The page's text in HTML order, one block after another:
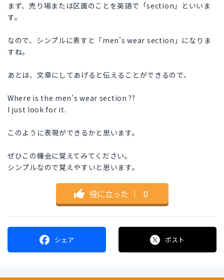
まず、売り場または区画のことを英語で「section」といいま
す。
なので、シンプルに表すと「men's wear section」になりま
すね。
あとは、文章にしてあげると伝えることができるので、
Where is the men's wear section ??
I just look for it.
このように表現ができるかと思います。
ぜひこの機会に覚えてみてください。
シンプルなので覚えやすいと思います。
役に立った ｜ 0
シェア ポスト